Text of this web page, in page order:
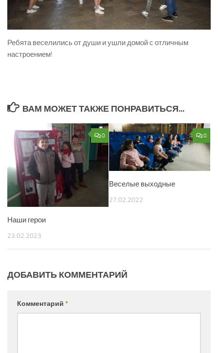
Ребята веселились от души и ушли домой с отличным
настроением!
ВАМ МОЖЕТ ТАКЖЕ ПОНРАВИТЬСЯ...
0
Наши герои
23.02.2023
0
Веселые выходные
27.02.2022
ДОБАВИТЬ КОММЕНТАРИЙ
Комментарий *